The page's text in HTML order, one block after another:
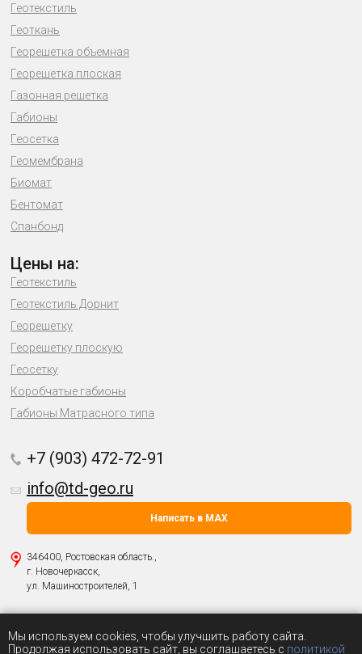
Геотекстиль
Геоткань
Георешетка объемная
Георешетка плоская
Газонная решетка
Габионы
Геосетка
Геомембрана
Биомат
Бентомат
Спанбонд
Цены на:
Геотекстиль
Геотекстиль Дорнит
Георешетку
Георешетку плоскую
Геосетку
Коробчатые габионы
Габионы Матрасного типа
+7 (903) 472-72-91
info@td-geo.ru
Написать в MAX
346400, Ростовская область.,
г. Новочеркасск,
ул. Машиностроителей, 1
Политика о защите персональных данных
© 2004-2026 ООО « Геоматериалы».
Мы используем cookies, чтобы улучшить работу сайта.
Продолжая использовать сайт, вы соглашаетесь с политикой